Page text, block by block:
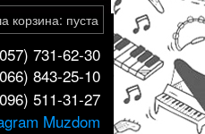
корзина: пуста
731-62-30
843-25-10
511-31-27
Muzdom